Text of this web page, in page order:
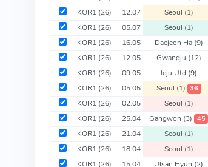
KOR1 (26) 12.07 Seoul (1)
KOR1 (26) 05.07 Seoul (1)
KOR1 (26) 16.05 Daejeon Ha (9)
KOR1 (26) 12.05 Gwangju (12)
KOR1 (26) 09.05 Jeju Utd (9)
KOR1 (26) 05.05 Seoul (1) 36
KOR1 (26) 02.05 Seoul (1)
KOR1 (26) 25.04 Gangwon (3) 45
KOR1 (26) 21.04 Seoul (1)
KOR1 (26) 18.04 Seoul (1)
KOR1 (26) 15.04 Ulsan Hyun (2)